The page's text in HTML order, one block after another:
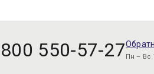
550-57-27Пн – Вс